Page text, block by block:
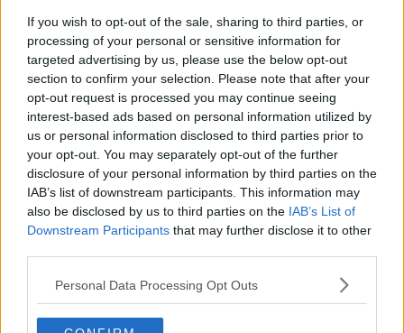
If you wish to opt-out of the sale, sharing to third parties, or
processing of your personal or sensitive information for
targeted advertising by us, please use the below opt-out
section to confirm your selection. Please note that after your
opt-out request is processed you may continue seeing
interest-based ads based on personal information utilized by
us or personal information disclosed to third parties prior to
your opt-out. You may separately opt-out of the further
disclosure of your personal information by third parties on the
IAB’s list of downstream participants. This information may
also be disclosed by us to third parties on the IAB’s List of
Downstream Participants that may further disclose it to other
Personal Data Processing Opt Outs
dei contagiati, per intendersi.
Il Consiglio dei ministri ha quindi varato il nuovo decreto legge con
misure anti-Covid più restrittive, in vigore da lunedì prossimo,15
Marzo al 6 Aprile .
In attesa di fornirvi i dettagli con esattezza, vi anticipiamo che nel
periodo in questione per tutte le regioni in zona gialla scatterà
comunque lazona arancione, con divieto di spostamento fra
regioni e fra Comuni diversi.
Durante le festività pasquali invece, quindi dal 3 al 5 Aprile, tutta
l'Italia andrà inzona rossa.
In zona arancione e in zona rossa dovrebbe restare consentita una
visita al giorno in un'abitazione privata diversa dalla propria anche
se solo all'interno del territorio del Comune di residenza.